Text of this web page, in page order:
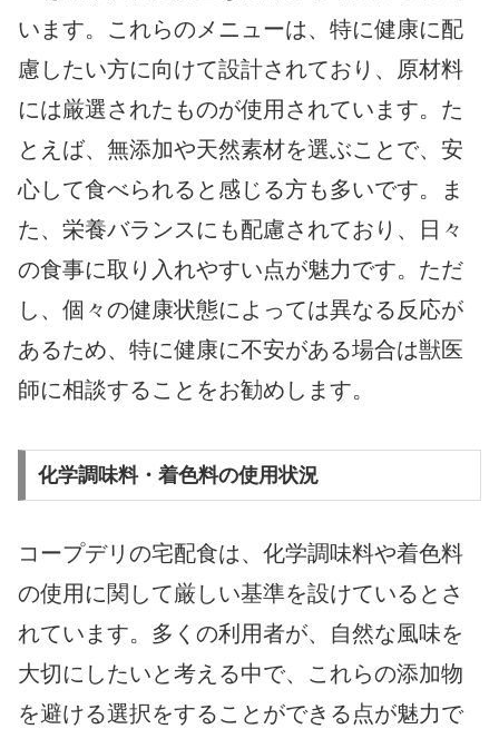
います。これらのメニューは、特に健康に配
慮したい方に向けて設計されており、原材料
には厳選されたものが使用されています。た
とえば、無添加や天然素材を選ぶことで、安
心して食べられると感じる方も多いです。ま
た、栄養バランスにも配慮されており、日々
の食事に取り入れやすい点が魅力です。ただ
し、個々の健康状態によっては異なる反応が
あるため、特に健康に不安がある場合は獣医
師に相談することをお勧めします。
化学調味料・着色料の使用状況
コープデリの宅配食は、化学調味料や着色料
の使用に関して厳しい基準を設けているとさ
れています。多くの利用者が、自然な風味を
大切にしたいと考える中で、これらの添加物
を避ける選択をすることができる点が魅力で